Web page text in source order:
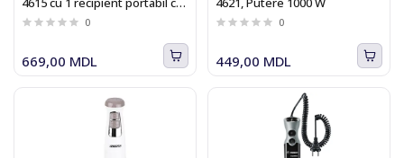
capac pentru Smothie, Putere
700 W
0
669,00 MDL
0
449,00 MDL